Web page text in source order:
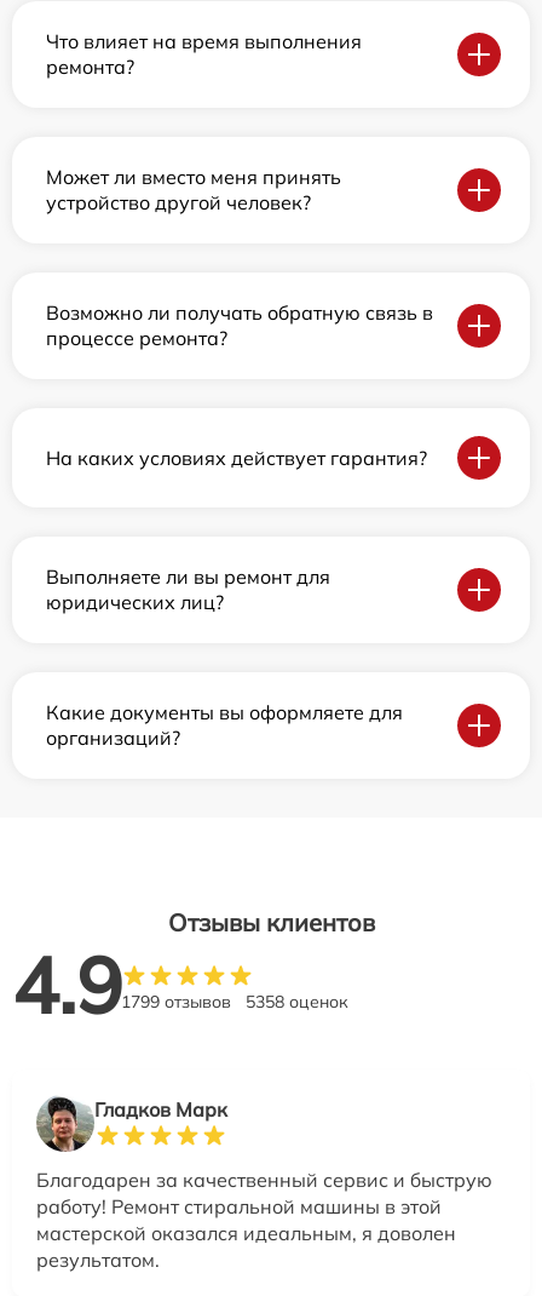
Что влияет на время выполнения
ремонта?
Может ли вместо меня принять
устройство другой человек?
Возможно ли получать обратную связь в
процессе ремонта?
На каких условиях действует гарантия?
Выполняете ли вы ремонт для
юридических лиц?
Какие документы вы оформляете для
организаций?
Отзывы клиентов
4.91799 отзывов 5358 оценок
Гладков Марк
Благодарен за качественный сервис и быструю
работу! Ремонт стиральной машины в этой
мастерской оказался идеальным, я доволен
результатом.